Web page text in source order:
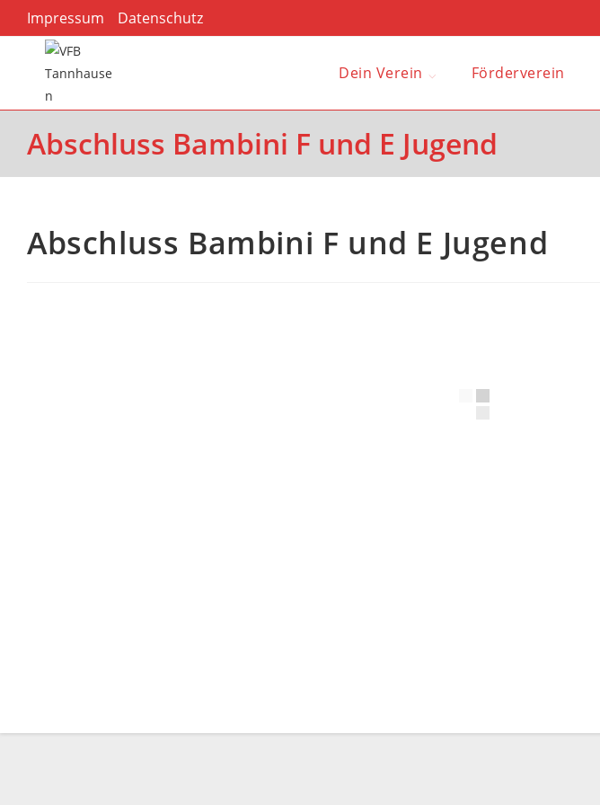
Impressum Datenschutz
Dein Verein Förderverein
Abschluss Bambini F und E Jugend
Abschluss Bambini F und E Jugend